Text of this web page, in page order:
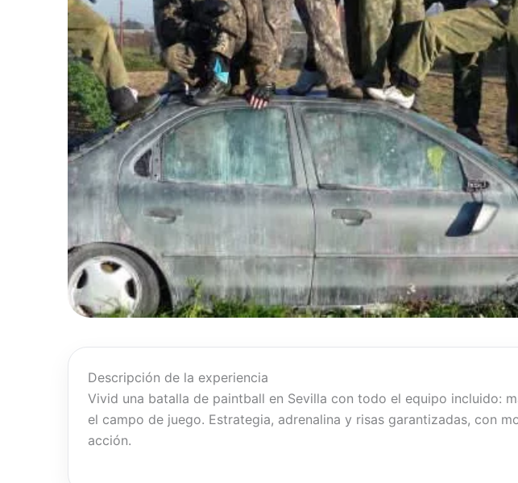
Descripción de la experiencia
Vivid una batalla de paintball en Sevilla con todo el equipo incluido:
el campo de juego. Estrategia, adrenalina y risas garantizadas, con
acción.